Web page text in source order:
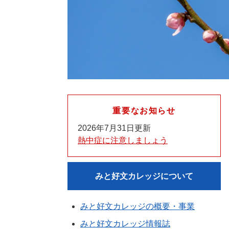
重要なお知らせ
2026年7月31日更新
熱中症に注意しましょう
みと好文カレッジについて
みと好文カレッジの概要・事業
みと好文カレッジ情報誌